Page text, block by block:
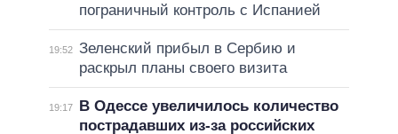
пограничный контроль с Испанией
19:52 Зеленский прибыл в Сербию и
раскрыл планы своего визита
19:17
В Одессе увеличилось количество
пострадавших из-за российских